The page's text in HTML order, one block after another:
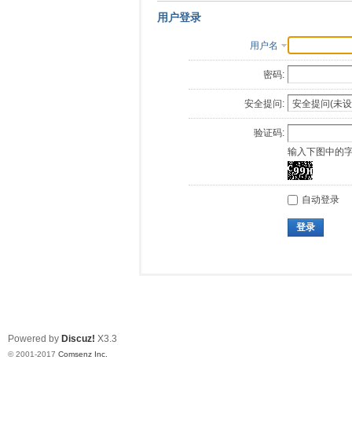
用户登录
用户名
密码:
安全提问:
验证码:
输入下图中的
自动登录
登录
Powered by Discuz! X3.3
© 2001-2017 Comsenz Inc.